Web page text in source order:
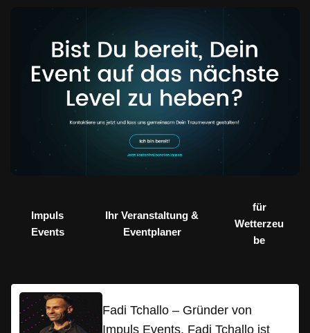
Impuls
Events
Ihr Veranstaltung &
Eventplaner
für
Wetterzeu
be
Fadi Tchallo – Gründer von
Impuls Events. Fadi Tchallo ist